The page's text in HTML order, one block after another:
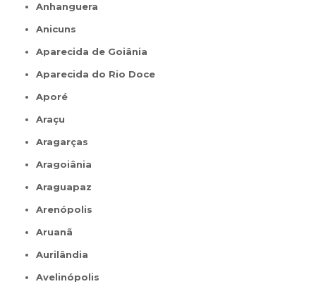
Anhanguera
Anicuns
Aparecida de Goiânia
Aparecida do Rio Doce
Aporé
Araçu
Aragarças
Aragoiânia
Araguapaz
Arenópolis
Aruanã
Aurilândia
Avelinópolis